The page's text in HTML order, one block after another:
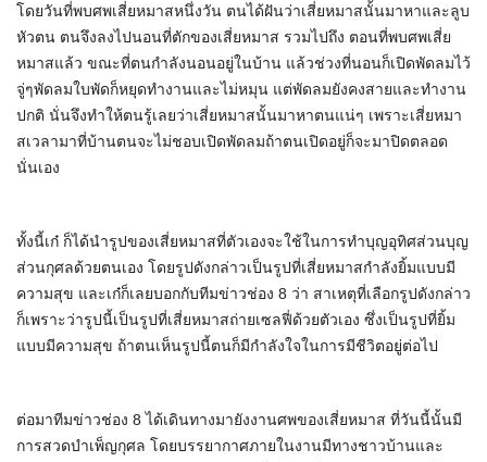
โดยวันที่พบศพเสี่ยหมาสหนึ่งวัน ตนได้ฝันว่าเสี่ยหมาสนั้นมาหาและลูบ
หัวตน ตนจึงลงไปนอนที่ตักของเสี่ยหมาส รวมไปถึง ตอนที่พบศพเสี่ย
หมาสแล้ว ขณะที่ตนกำลังนอนอยู่ในบ้าน แล้วช่วงที่นอนก็เปิดพัดลมไว้
จู่ๆพัดลมใบพัดก็หยุดทำงานและไม่หมุน แต่พัดลมยังคงสายและทำงาน
ปกติ นั่นจึงทำให้ตนรู้เลยว่าเสี่ยหมาสนั้นมาหาตนแน่ๆ เพราะเสี่ยหมา
สเวลามาที่บ้านตนจะไม่ชอบเปิดพัดลมถ้าตนเปิดอยู่ก็จะมาปิดตลอด
นั่นเอง
ทั้งนี้เก๋ ก็ได้นำรูปของเสี่ยหมาสที่ตัวเองจะใช้ในการทำบุญอุทิศส่วนบุญ
ส่วนกุศลด้วยตนเอง โดยรูปดังกล่าวเป็นรูปที่เสี่ยหมาสกำลังยิ้มแบบมี
ความสุข และเก๋ก็เลยบอกกับทีมข่าวช่อง 8 ว่า สาเหตุที่เลือกรูปดังกล่าว
ก็เพราะว่ารูปนี้เป็นรูปที่เสี่ยหมาสถ่ายเซลฟี่ด้วยตัวเอง ซึ่งเป็นรูปที่ยิ้ม
แบบมีความสุข ถ้าตนเห็นรูปนี้ตนก็มีกำลังใจในการมีชีวิตอยู่ต่อไป
ต่อมาทีมข่าวช่อง 8 ได้เดินทางมายังงานศพของเสี่ยหมาส ที่วันนี้นั้นมี
การสวดบำเพ็ญกุศล โดยบรรยากาศภายในงานมีทางชาวบ้านและ